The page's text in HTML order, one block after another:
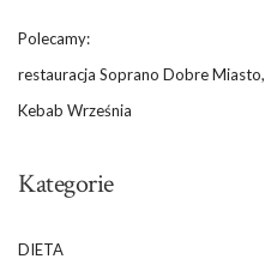
Polecamy:
restauracja Soprano Dobre Miasto,
Kebab Września
Kategorie
DIETA